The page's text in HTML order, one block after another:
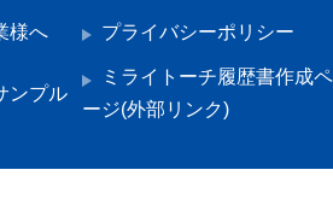
様へ プライバシーポリシー
ンプル
ミライトーチ履歴書作成ペ
ージ(外部リンク)